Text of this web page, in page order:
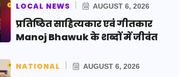
LOCAL NEWS AUGUST 6, 2026
प्रतिष्ठित साहित्यकार एवं गीतकार
Manoj Bhawuk के शब्दों में जीवंत
NATIONAL AUGUST 6, 2026